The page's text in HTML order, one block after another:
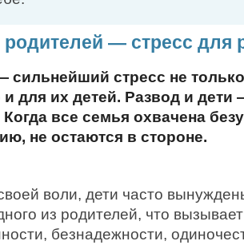
родителей — стресс для
сильнейший стресс не
и для их детей. Развод и
Когда все семья охвачена
не остаются в стороне.
воли, дети часто
из родителей, что
безнадежности,